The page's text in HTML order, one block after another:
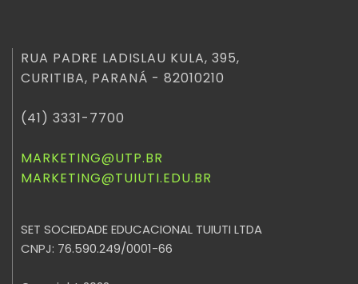
RUA PADRE LADISLAU KULA, 395,
CURITIBA, PARANÁ - 82010210
(41) 3331-7700
MARKETING@UTP.BR
MARKETING@TUIUTI.EDU.BR
SET SOCIEDADE EDUCACIONAL TUIUTI LTDA
CNPJ: 76.590.249/0001-66